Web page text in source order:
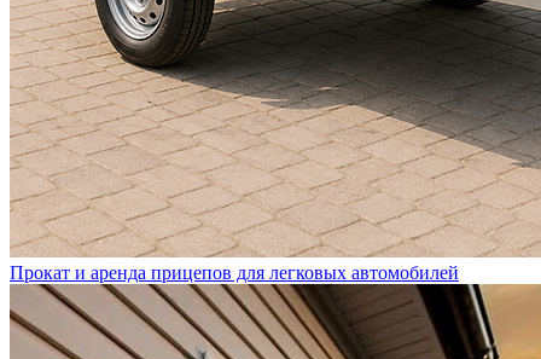
Прокат и аренда прицепов для легковых автомобилей